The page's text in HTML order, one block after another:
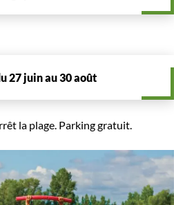
27 juin au 30 août
la plage. Parking gratuit.